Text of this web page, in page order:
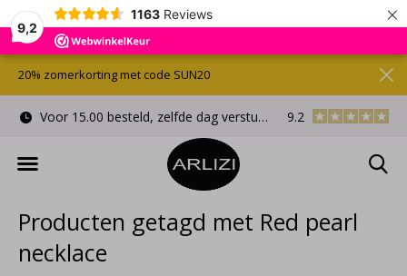
9,2
1163 Reviews ×
Voor 15.00 besteld, zelfde dag verstuurd Gratis
9.2
20% zomerkorting met code SUN20
Producten getagd met Red pearl
necklace